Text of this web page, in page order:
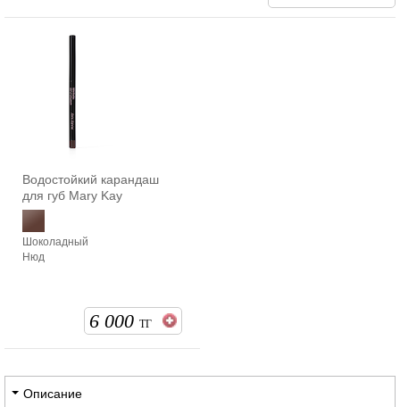
Водостойкий карандаш
для губ Mary Kay
Шоколадный
Нюд
6 000 ТГ
Описание